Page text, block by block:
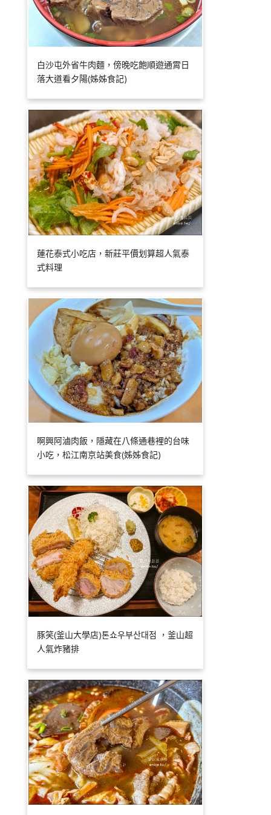
白沙屯外省牛肉麵，傍晚吃飽順遊通霄日
落大道看夕陽(姊姊食記)
蓮花泰式小吃店，新莊平價划算超人氣泰
式料理
啊興阿滷肉飯，隱藏在八條通巷裡的台味
小吃，松江南京站美食(姊姊食記)
豚笑(釜山大學店)톤쇼우부산대점 ，釜山超
人氣炸豬排